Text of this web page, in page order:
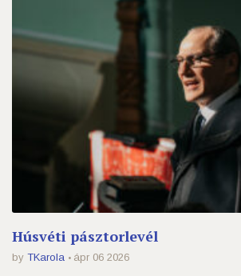
Húsvéti pásztorlevél
by TKarola ápr 06 2026